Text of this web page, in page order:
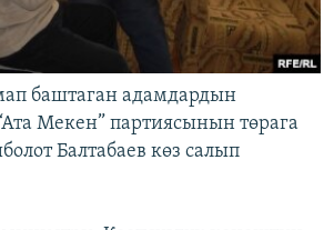
баштаган адамдардын
Мекен” партиясынын төрага
Балтабаев көз салып